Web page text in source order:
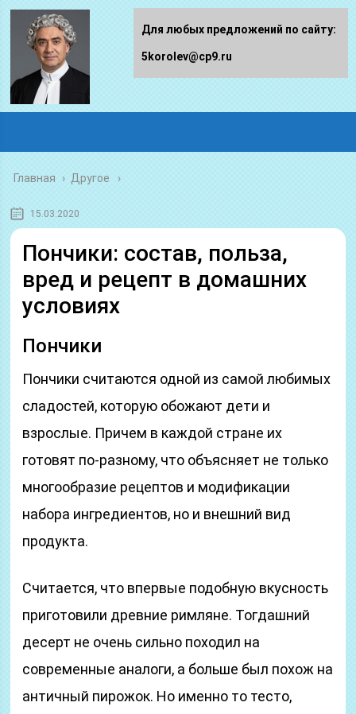
Главная › Другое
15.03.2020
Пончики: состав, польза,
вред и рецепт в домашних
условиях
Пончики
Пончики считаются одной из самой любимых
сладостей, которую обожают дети и
взрослые. Причем в каждой стране их
готовят по-разному, что объясняет не только
многообразие рецептов и модификации
набора ингредиентов, но и внешний вид
продукта.
Считается, что впервые подобную вкусность
приготовили древние римляне. Тогдашний
десерт не очень сильно походил на
современные аналоги, а больше был похож на
античный пирожок. Но именно то тесто,
Для любых предложений по сайту:
5korolev@cp9.ru